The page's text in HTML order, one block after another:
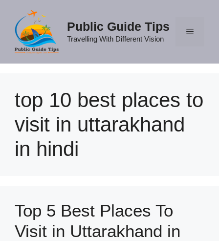
content
Public Guide Tips
Travelling With Different Vision
top 10 best places to
visit in uttarakhand
in hindi
Top 5 Best Places To
Visit in Uttarakhand in